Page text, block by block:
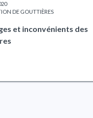
DE GOUTTIÈRES
et inconvénients des